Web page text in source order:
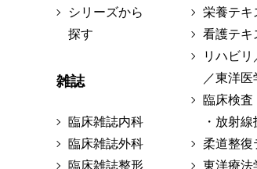
シリーズから
探す
雑誌
臨床雑誌内科
臨床雑誌外科
臨床雑誌整形
栄養テキ
看護テキ
リハビ
／東洋医
臨床検査
・放射
柔道整復
東洋療法